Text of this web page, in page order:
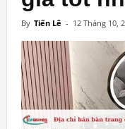
By Tiến Lê - 12 Tháng 10,